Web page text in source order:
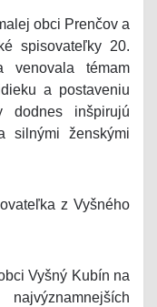
obci Prenčov a
spisovateľky 20.
venovala témam
a postaveniu
dodnes inšpirujú
silnými ženskými
z Vyšného
Vyšný Kubín na